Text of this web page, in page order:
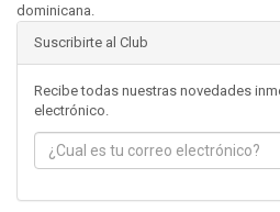
dominicana.
Suscribirte al Club
Recibe todas nuestras novedades
electrónico.